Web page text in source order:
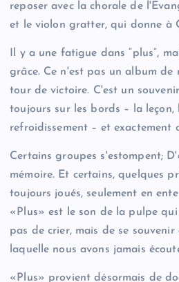
reposer avec la chorale de
et le violon gratter, qui donne à
Il y a une fatigue dans “plus”,
grâce. Ce n'est pas un album de
tour de victoire. C'est un
toujours sur les bords – la leçon,
refroidissement – et exactement
Certains groupes s'estompent;
mémoire. Et certains, quelques
toujours joués, seulement en
«Plus» est le son de la pulpe
pas de crier, mais de se
laquelle nous avons jamais
«Plus» provient désormais de